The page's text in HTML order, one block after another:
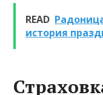
READ
история